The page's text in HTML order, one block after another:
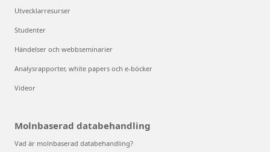
Utvecklarresurser
Studenter
Händelser och webbseminarier
Analysrapporter, white papers och e-böcker
Videor
Molnbaserad databehandling
Vad är molnbaserad databehandling?